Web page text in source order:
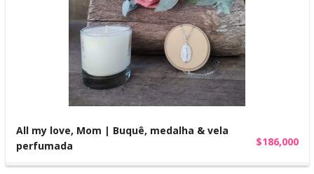
All my love, Mom | Buquê, medalha & vela
perfumada
$186,000